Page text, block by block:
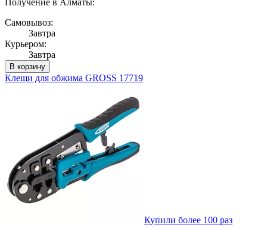
Получение в Алматы:
Самовывоз:
Завтра
Курьером:
Завтра
В корзину
Клещи для обжима GROSS 17719
Купили более 100 раз